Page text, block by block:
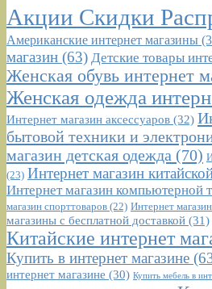
Акции Скидки
Американские интернет магазины
магазин (63) Детские товары
Женская обувь интернет
Женская одежда
Интернет магазин аксессуаров (32)
бытовой техники и
магазин детская одежда (70)
(23) Интернет магазин
Интернет магазин компьютерной
магазин спорттоваров (22) Интернет
магазины с бесплатной доставкой (31)
Китайские интернет
Купить в интернет магазине
интернет магазине (30) Купить мебель в